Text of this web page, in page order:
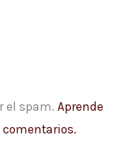
el spam.Aprende
comentarios.